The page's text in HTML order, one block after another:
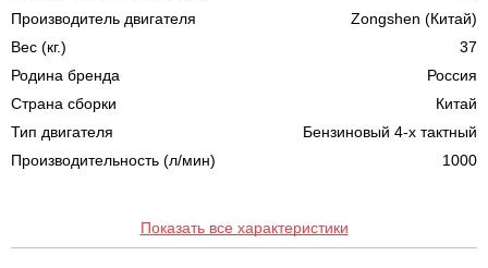
Производитель двигателя
Zongshen (Китай)
Вес (кг.)
37
Родина бренда
Россия
Страна сборки
Китай
Тип двигателя
Бензиновый 4-х тактный
Производительность (л/мин)
1000
Показать все характеристики